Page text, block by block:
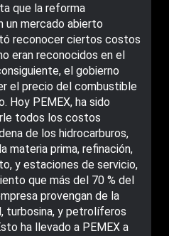
que la reforma
un mercado abierto
reconocer ciertos costos
eran reconocidos en el
el gobierno
el precio del combustible
Hoy PEMEX, ha sido
todos los costos
de los hidrocarburos,
materia prima, refinación,
y estaciones de servicio,
que más del 70 % del
provengan de la
turbosina, y petrolíferos
ha llevado a PEMEX a